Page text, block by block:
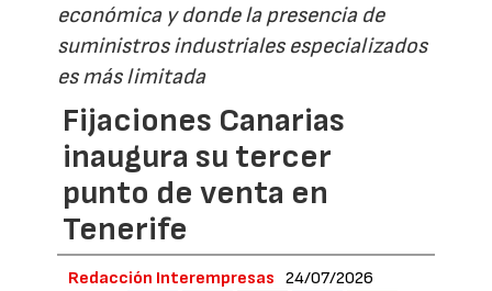
económica y donde la presencia de
suministros industriales especializados
es más limitada
Fijaciones Canarias
inaugura su tercer
punto de venta en
Tenerife
Redacción Interempresas 24/07/2026